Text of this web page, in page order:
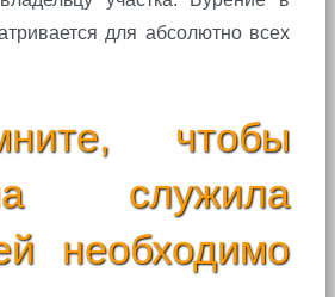
для абсолютно всех
чтобы
служила
необходимо